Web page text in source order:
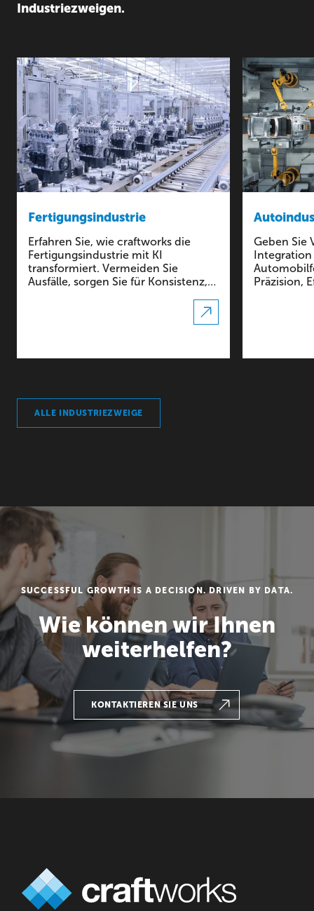
Industriezweigen.
Fertigungsindustrie
Erfahren Sie, wie craftworks die
Fertigungsindustrie mit KI
transformiert. Vermeiden Sie
Ausfälle, sorgen Sie für Konsistenz,
umfangreichen Individualisierung.
Geben Sie
Integration
Präzision,
ALLE INDUSTRIEZWEIGE
SUCCESSFUL GROWTH IS A DECISION. DRIVEN BY DATA.
Wie können wir Ihnen
weiterhelfen?
KONTAKTIEREN SIE UNS